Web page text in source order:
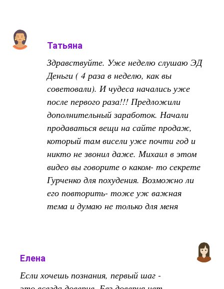
Татьяна
Здравствуйте. Уже неделю слушаю ЭД
Деньги ( 4 раза в неделю, как вы
советовали). И чудеса начались уже
после первого раза!!! Предложили
дополнительный заработок. Начали
продаваться вещи на сайте продаж,
который там висели уже почти год и
никто не звонил даже. Михаил в этом
видео вы говорите о каком- то секрете
Гурченко для похудения. Возможно ли
его повторить- тоже уж важная
тема и думаю не только для меня
Елена
Если хочешь познания, первый шаг -